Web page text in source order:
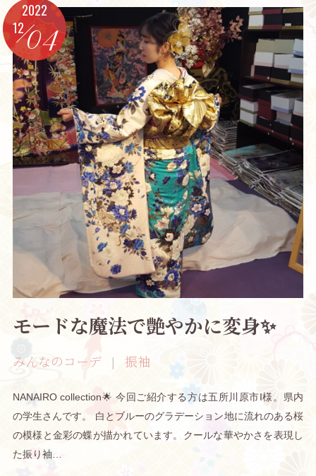
2022
1204
モードな魔法で艶やかに変身✨
みんなのコーデ 振袖
NANAIRO collection🌟 今回ご紹介する方は五所川原市I様。県内
の学生さんです。 白とブルーのグラデーション地に流れのある桜
の模様と金彩の蝶が描かれています。クールな華やかさを表現し
た振り袖…